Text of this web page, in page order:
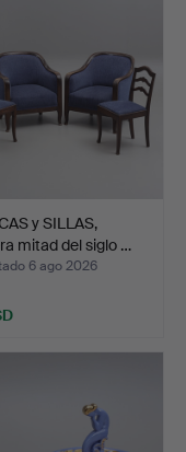
y SILLAS,
mitad del siglo …
6 ago 2026